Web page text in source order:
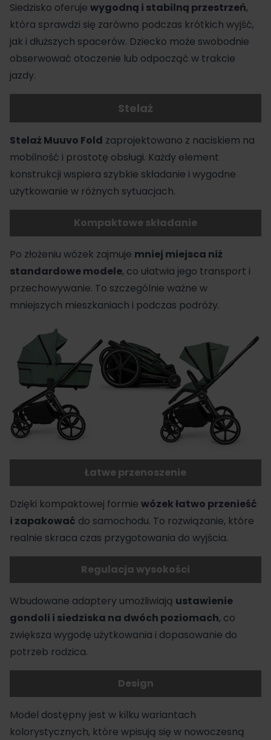
Siedzisko oferuje wygodną i stabilną przestrzeń,
która sprawdzi się zarówno podczas krótkich wyjść,
jak i dłuższych spacerów. Dziecko może swobodnie
obserwować otoczenie lub odpocząć w trakcie
jazdy.
Stelaż
Stelaż Muuvo Fold zaprojektowano z naciskiem na
mobilność i prostotę obsługi. Każdy element
konstrukcji wspiera szybkie składanie i wygodne
użytkowanie w różnych sytuacjach.
Kompaktowe składanie
Po złożeniu wózek zajmuje mniej miejsca niż
standardowe modele, co ułatwia jego transport i
przechowywanie. To szczególnie ważne w
mniejszych mieszkaniach i podczas podróży.
Łatwe przenoszenie
Dzięki kompaktowej formie wózek łatwo przenieść
i zapakować do samochodu. To rozwiązanie, które
realnie skraca czas przygotowania do wyjścia.
Regulacja wysokości
Wbudowane adaptery umożliwiają ustawienie
gondoli i siedziska na dwóch poziomach, co
zwiększa wygodę użytkowania i dopasowanie do
potrzeb rodzica.
Design
Model dostępny jest w kilku wariantach
kolorystycznych, które wpisują się w nowoczesną